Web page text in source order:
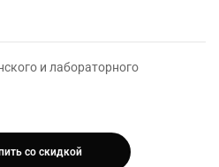
и лабораторного
со скидкой